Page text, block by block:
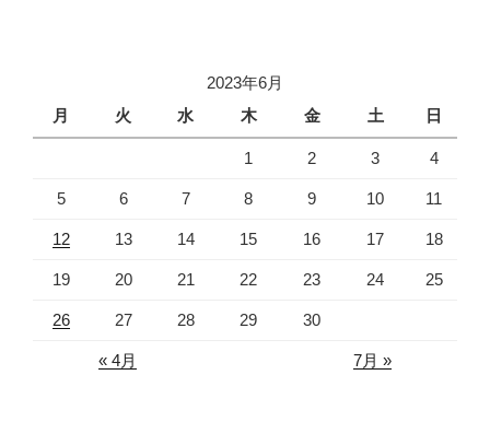
2023年6月
月
火 水 木 金 土 日
1 2 3 4
5 6 7 8 9 10 11
12 13 14 15 16 17 18
19 20 21 22 23 24 25
26 27 28 29 30
« 4月 7月 »